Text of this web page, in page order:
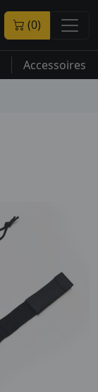
(0)
Accessoires